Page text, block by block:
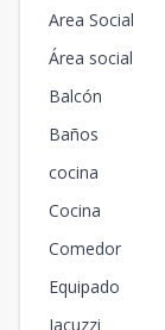
Area Social
Área social
Balcón
Baños
cocina
Cocina
Comedor
Equipado
Jacuzzi